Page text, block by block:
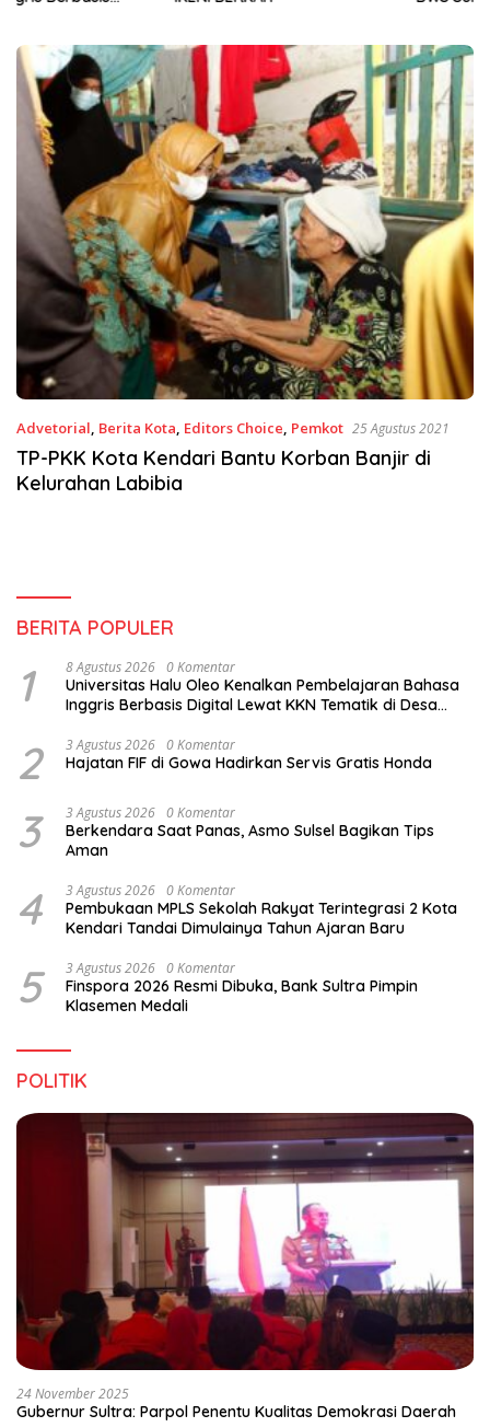
Advetorial, Berita Kota, Editors Choice, Pemkot 25 Agustus 2021
TP-PKK Kota Kendari Bantu Korban Banjir di
Kelurahan Labibia
BERITA POPULER
1 8 Agustus 2026 0 Komentar
Universitas Halu Oleo Kenalkan Pembelajaran Bahasa
Inggris Berbasis Digital Lewat KKN Tematik di Desa
2 3 Agustus 2026 0 Komentar
Hajatan FIF di Gowa Hadirkan Servis Gratis Honda
3 3 Agustus 2026 0 Komentar
Berkendara Saat Panas, Asmo Sulsel Bagikan Tips
Aman
4 3 Agustus 2026 0 Komentar
Pembukaan MPLS Sekolah Rakyat Terintegrasi 2 Kota
Kendari Tandai Dimulainya Tahun Ajaran Baru
5 3 Agustus 2026 0 Komentar
Finspora 2026 Resmi Dibuka, Bank Sultra Pimpin
Klasemen Medali
POLITIK
24 November 2025
Gubernur Sultra: Parpol Penentu Kualitas Demokrasi Daerah